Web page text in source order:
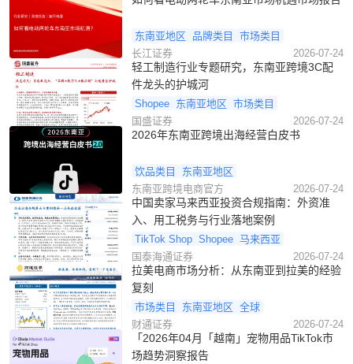
东南亚地区 品牌类目
市场类目
长江证券
2026-07-24
轻工制造行业专题研究，东南亚跨境3C配
件龙头的护城河
Shopee 东南亚地区 市场类目
国盛证券
2026-07-24
2026年东南亚跨境出海经营白皮书
饮品类目
东南亚地区
东南亚跨境电商官方
2026-07-24
中国卖家马来西亚投资合规指南：外资准
入、用工税务与行业落地案例
TikTok Shop Shopee 马来西亚
国泰海通证券
2026-07-24
拉美电商市场分析：从东南亚到拉美的经验
复刻
市场类目 东南亚地区 全球
财通证券
2026-07-24
「2026年04月「越南」宠物用品TikTok市
场趋势洞察报告